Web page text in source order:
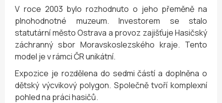
V roce 2003 bylo rozhodnuto o jeho přeměně na
plnohodnotné muzeum. Investorem se stalo
statutární město Ostrava a provoz zajišťuje Hasičský
záchranný sbor Moravskoslezského kraje. Tento
model je v rámci ČR unikátní.
Expozice je rozdělena do sedmi částí a doplněna o
dětský výcvikový polygon. Společně tvoří komplexní
pohled na práci hasičů.